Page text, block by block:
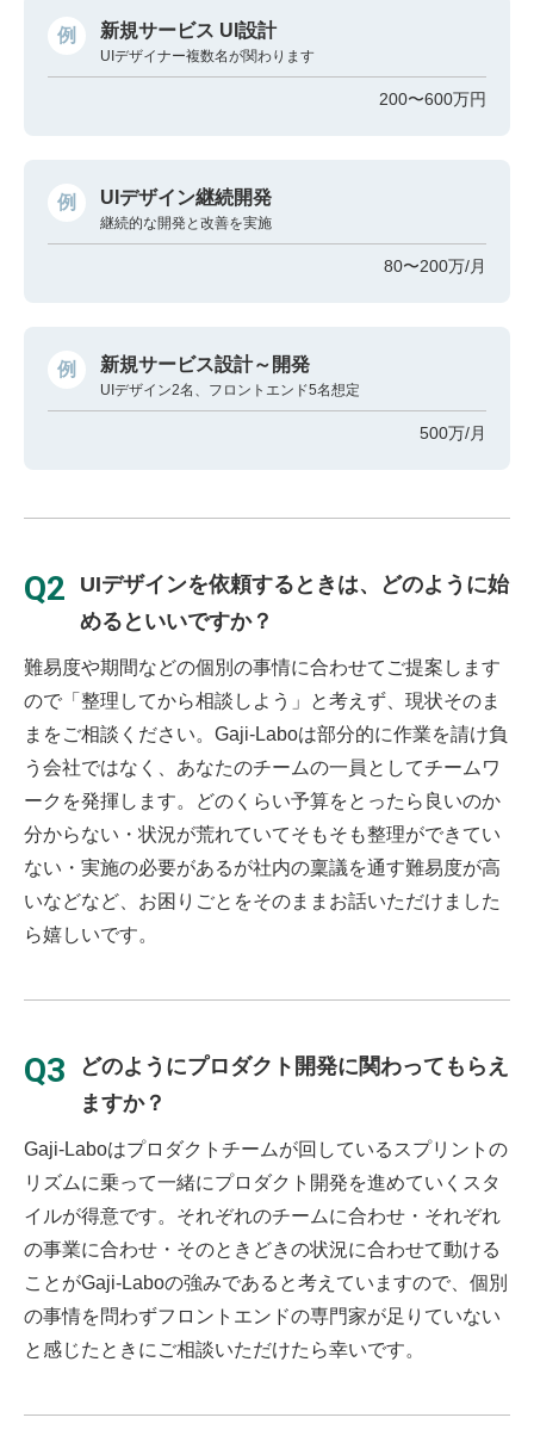
例 新規サービス UI設計
UIデザイナー複数名が関わります
200〜600万円
例 UIデザイン継続開発
継続的な開発と改善を実施
80〜200万/月
例 新規サービス設計～開発
UIデザイン2名、フロントエンド5名想定
500万/月
Q2
UIデザインを依頼するときは、どのように始
めるといいですか？
難易度や期間などの個別の事情に合わせてご提案します
ので「整理してから相談しよう」と考えず、現状そのま
まをご相談ください。Gaji-Laboは部分的に作業を請け負
う会社ではなく、あなたのチームの一員としてチームワ
ークを発揮します。どのくらい予算をとったら良いのか
分からない・状況が荒れていてそもそも整理ができてい
ない・実施の必要があるが社内の稟議を通す難易度が高
いなどなど、お困りごとをそのままお話いただけました
ら嬉しいです。
Q3
どのようにプロダクト開発に関わってもらえ
ますか？
Gaji-Laboはプロダクトチームが回しているスプリントの
リズムに乗って一緒にプロダクト開発を進めていくスタ
イルが得意です。それぞれのチームに合わせ・それぞれ
の事業に合わせ・そのときどきの状況に合わせて動ける
ことがGaji-Laboの強みであると考えていますので、個別
の事情を問わずフロントエンドの専門家が足りていない
と感じたときにご相談いただけたら幸いです。